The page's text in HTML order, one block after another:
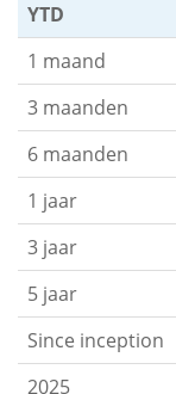
YTD
1 maand
3 maanden
6 maanden
1 jaar
3 jaar
5 jaar
Since inception
2025